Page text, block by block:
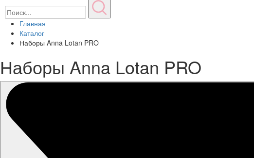
Главная
Каталог
Наборы Anna Lotan PRO
Наборы Anna Lotan PRO